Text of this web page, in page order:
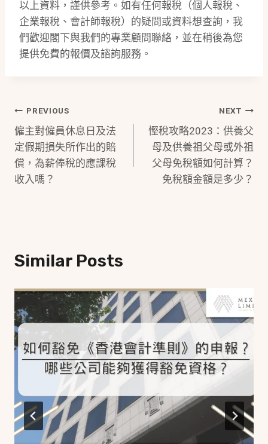
以上資料，謹供參考。如有任何報稅（個人報稅、
企業報稅、會計師報稅）的疑問或資料想查詢，我
們歡迎閣下與我們的專業顧問聯絡，並在稍後為您
提供免費的報價及諮詢服務。
Post
Navigation
PREVIOUS
僱主對僱員休息日及法
定假期損失所作出的賠
償，為薪俸稅的應課稅
收入嗎？
NEXT
慳稅攻略2023：供養父
母及供養祖父母或外祖
父母免稅額如何計算？
免稅額金額是多少？
Similar Posts